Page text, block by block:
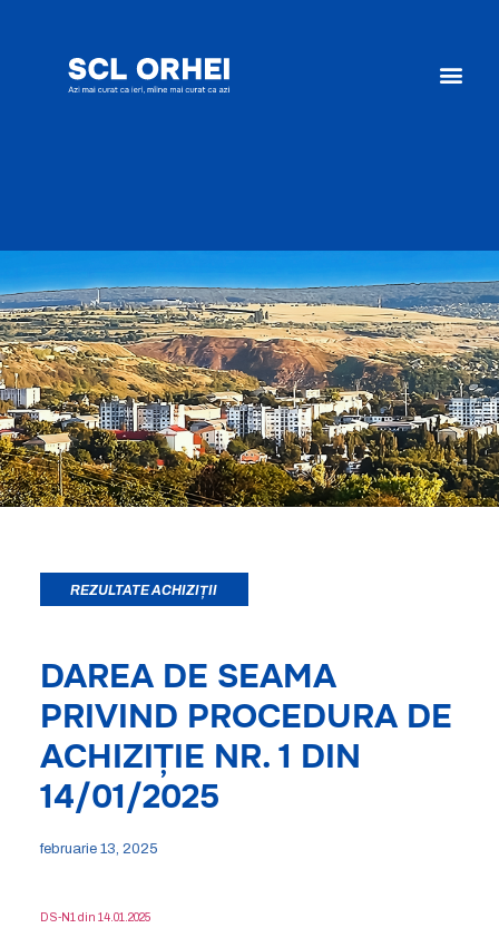
REZULTATE ACHIZIȚII
DAREA DE SEAMA
PRIVIND PROCEDURA DE
ACHIZIȚIE NR. 1 DIN
14/01/2025
februarie 13, 2025
DS-N1 din 14.01.2025